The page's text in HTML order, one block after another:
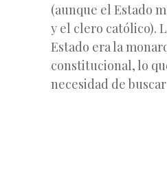
(aunque el Estado
y el clero católico).
Estado era la
constitucional, lo
necesidad de